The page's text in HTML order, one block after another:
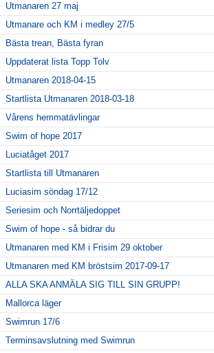
Utmanaren 27 maj
Utmanare och KM i medley 27/5
Bästa trean, Bästa fyran
Uppdaterat lista Topp Tolv
Utmanaren 2018-04-15
Startlista Utmanaren 2018-03-18
Vårens hemmatävlingar
Swim of hope 2017
Luciatåget 2017
Startlista till Utmanaren
Luciasim söndag 17/12
Seriesim och Norrtäljedoppet
Swim of hope - så bidrar du
Utmanaren med KM i Frisim 29 oktober
Utmanaren med KM bröstsim 2017-09-17
ALLA SKA ANMÄLA SIG TILL SIN GRUPP!
Mallorca läger
Swimrun 17/6
Terminsavslutning med Swimrun